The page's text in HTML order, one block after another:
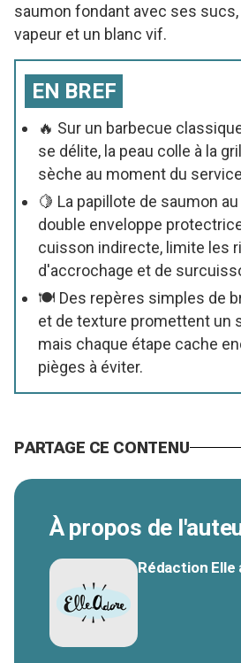
saumon fondant avec ses
vapeur et un blanc vif.
EN BREF
🔥 Sur un barbecue
se délite, la peau colle à la
sèche au moment du
🍋 La papillote de saumon
double enveloppe
cuisson indirecte, limite les
d'accrochage et de
🍽️ Des repères simples de
et de texture promettent un
mais chaque étape cache
pièges à éviter.
PARTAGE CE CONTENU
À propos de
Rédaction Elle